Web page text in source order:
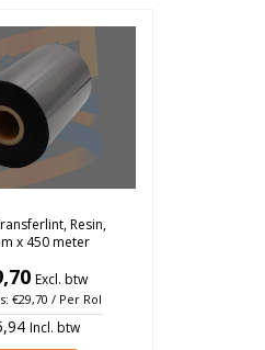
Resin,
x 450 meter
Excl. btw
€29,70 / Per Rol
Incl. btw